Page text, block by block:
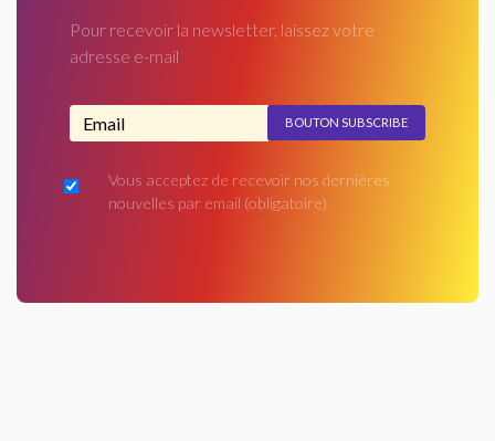
Pour recevoir la newsletter, laissez votre
adresse e-mail
Adresse email...
Vous acceptez de recevoir nos dernières
nouvelles par email (obligatoire)